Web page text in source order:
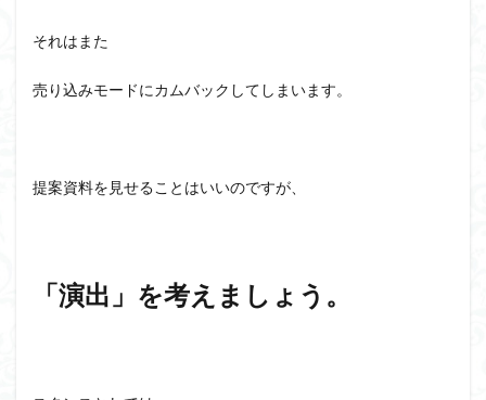
それはまた
売り込みモードにカムバックしてしまいます。
提案資料を見せることはいいのですが、
「演出」を考えましょう。